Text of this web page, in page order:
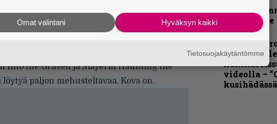
pitkin poikin, ja keskittymiskyky
Kun jauhetaan, niin sitten saatana
haluaville Deathgoat on huono
Into the Graven ja Slayerin Haunting the
paljon mehusteltavaa. Kova on.
Blind
Thrash
ryydittää
videolla –
Hyväksyn kaikki
Omat valintani
Tietosuojakäytäntömme